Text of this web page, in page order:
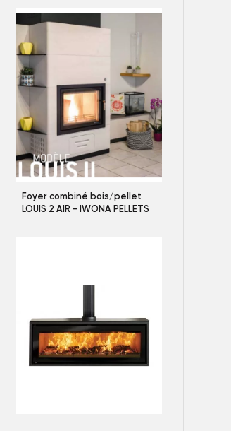
Foyer combiné bois/pellet
LOUIS 2 AIR - IWONA PELLETS